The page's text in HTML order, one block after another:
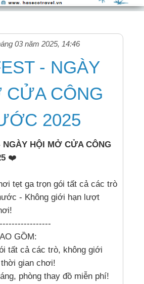
03 năm 2025, 14:46
- NGÀY
CỬA CÔNG
2025
NGÀY HỘI MỞ CỬA CÔNG
❤️
tẹt ga trọn gói tất cả các trò
- Không giới hạn lượt
GỒM:
tất cả các trò, không giới
gian chơi!
phòng thay đồ miễn phí!